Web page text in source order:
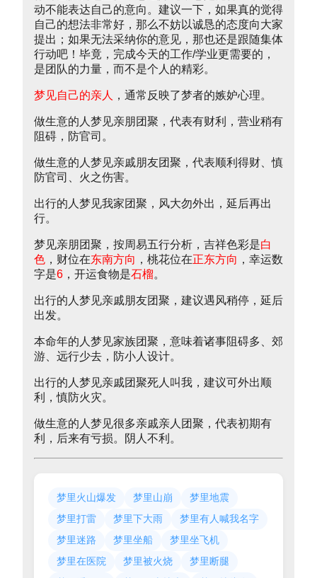
动不能表达自己的意向。建议一下，如果真的觉得
自己的想法非常好，那么不妨以诚恳的态度向大家
提出；如果无法采纳你的意见，那也还是跟随集体
行动吧！毕竟，完成今天的工作/学业更需要的，
是团队的力量，而不是个人的精彩。
梦见自己的亲人 ，通常反映了梦者的嫉妒心理。
做生意的人梦见亲朋团聚，代表有财利，营业稍有
阻碍，防官司。
做生意的人梦见亲戚朋友团聚，代表顺利得财、慎
防官司、火之伤害。
出行的人梦见我家团聚，风大勿外出，延后再出
行。
梦见亲朋团聚，按周易五行分析，吉祥色彩是白
色 ，财位在东南方向 ，桃花位在正东方向 ，幸运数
字是6 ，开运食物是石榴。
出行的人梦见亲戚朋友团聚，建议遇风稍停，延后
出发。
本命年的人梦见家族团聚，意味着诸事阻碍多、郊
游、远行少去，防小人设计。
出行的人梦见亲戚团聚死人叫我，建议可外出顺
利，慎防火灾。
做生意的人梦见很多亲戚亲人团聚，代表初期有
利，后来有亏损。阴人不利。
梦里火山爆发 梦里山崩
梦里地震
梦里打雷
梦里下大雨
梦里有人喊我名字
梦里迷路
梦里坐船
梦里坐飞机
梦里在医院
梦里被火烧
梦里断腿